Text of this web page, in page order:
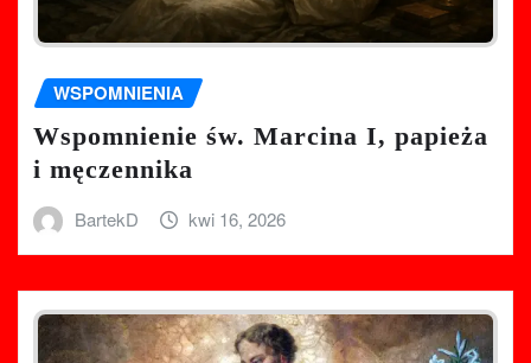
WSPOMNIENIA
Wspomnienie św. Marcina I, papieża
i męczennika
BartekD kwi 16, 2026